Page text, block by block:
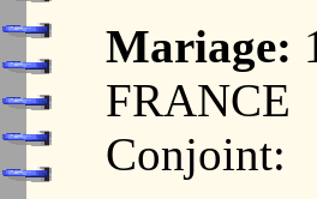
Mariage:
FRANCE
Conjoint: